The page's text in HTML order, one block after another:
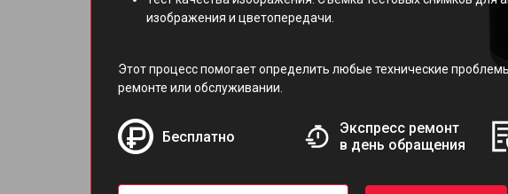
изображения и цветопередачи.
Этот процесс помогает определить любые технические
ремонте или обслуживании.
Бесплатно
Экспресс ремонт
в день обращения